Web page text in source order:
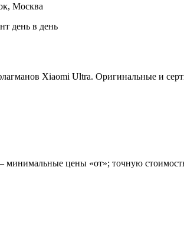
Москва
день в день
Xiaomi Ultra. Оригинальные и
цены «от»; точную